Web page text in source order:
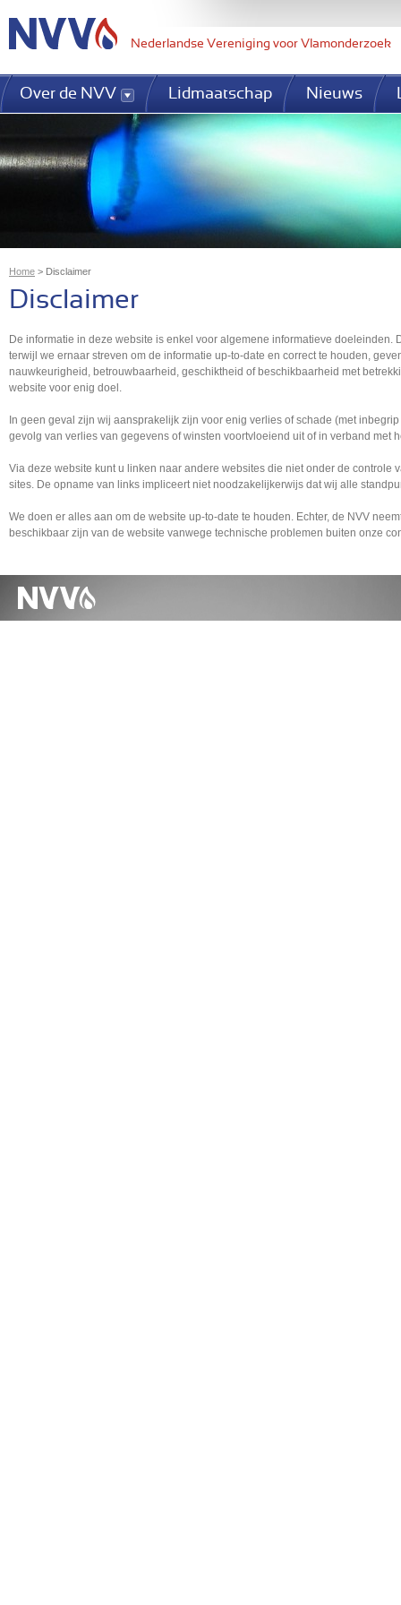
Nederlandse Vereniging voor Vlamonderzoek
U bent hier
Home > Disclaimer
Disclaimer
De informatie in deze website is enkel voor algemene informatieve
terwijl we ernaar streven om de informatie up-to-date en correct te houden,
nauwkeurigheid, betrouwbaarheid, geschiktheid of beschikbaarheid met
website voor enig doel.
In geen geval zijn wij aansprakelijk zijn voor enig verlies of schade (met
gevolg van verlies van gegevens of winsten voortvloeiend uit of in verband met
Via deze website kunt u linken naar andere websites die niet onder de
sites. De opname van links impliceert niet noodzakelijkerwijs dat wij alle
We doen er alles aan om de website up-to-date te houden. Echter, de NVV
beschikbaar zijn van de website vanwege technische problemen buiten onze
Over de NVV Lidmaatschap Nieuws